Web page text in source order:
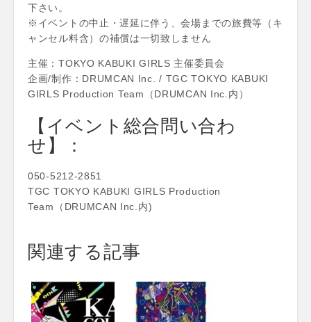
下さい。
※イベントの中止・遅延に伴う、会場までの旅費等（キ
ャンセル料含）の補償は一切致しません
主催：TOKYO KABUKI GIRLS 主催委員会
企画/制作：DRUMCAN Inc. / TGC TOKYO KABUKI
GIRLS Production Team（DRUMCAN Inc.内）
【イベント総合問い合わ
せ】：
050-5212-2851
TGC TOKYO KABUKI GIRLS Production
Team（DRUMCAN Inc.内)
関連する記事